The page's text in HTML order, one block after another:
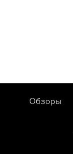
Обзоры